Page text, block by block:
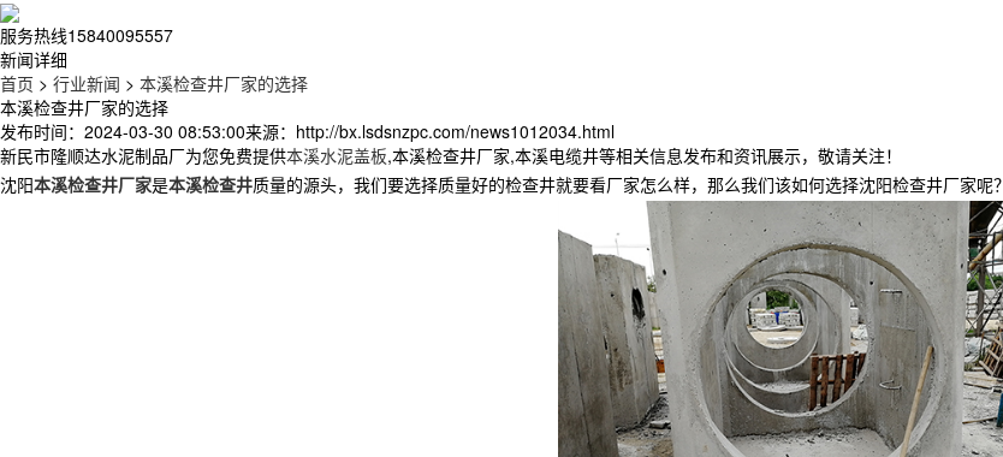
服务热线15840095557
新闻详细
首页 > 行业新闻 > 本溪检查井厂家的选择
本溪检查井厂家的选择
发布时间：2024-03-30 08:53:00来源：http://bx.lsdsnzpc.com/news1012034.html
新民市隆顺达水泥制品厂为您免费提供本溪水泥盖板,本溪检查井厂家,本溪电缆井等相关信息发布和资讯展示，敬请关注！
沈阳本溪检查井厂家是本溪检查井质量的源头，我们要选择质量好的检查井就要看厂家怎么样，那么我们该如何选择沈阳检查井厂家呢？